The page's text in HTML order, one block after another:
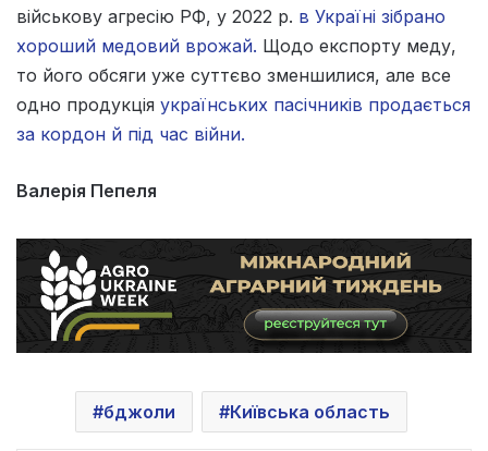
військову агресію РФ, у 2022 р. в Україні зібрано
хороший медовий врожай. Щодо експорту меду,
то його обсяги уже суттєво зменшилися, але все
одно продукція українських пасічників продається
за кордон й під час війни.
Валерія Пепеля
бджоли Київська область